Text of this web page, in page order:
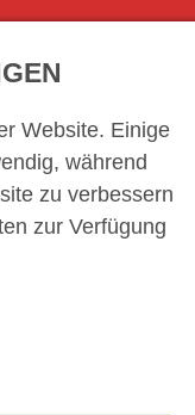
Website. Einige
während
zu verbessern
zur Verfügung